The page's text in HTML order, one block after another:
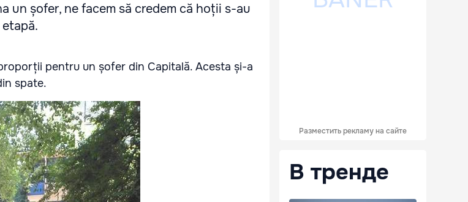
un șofer, ne facem să credem că hoții s-au
pentru un șofer din Capitală. Acesta și-a
spate.
Разместить рекламу на сайте
В тренде